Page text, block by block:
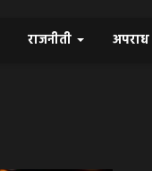
राजनीती अपराध